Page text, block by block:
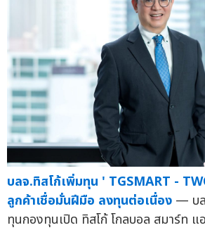
บลจ.ทิสโก้เพิ่มทุน ' TGSMART -
ลูกค้าเชื่อมั่นฝีมือ ลงทุนต่อเนื่อง — บล
ทุนกองทุนเปิด ทิสโก้ โกลบอล สมาร์ท แ